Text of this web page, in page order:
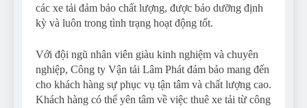
các xe tải đảm bảo chất lượng, được bảo dưỡng định
kỳ và luôn trong tình trạng hoạt động tốt.
Với đội ngũ nhân viên giàu kinh nghiệm và chuyên
nghiệp, Công ty Vận tải Lâm Phát đảm bảo mang đến
cho khách hàng sự phục vụ tận tâm và chất lượng cao.
Khách hàng có thể yên tâm về việc thuê xe tải từ công